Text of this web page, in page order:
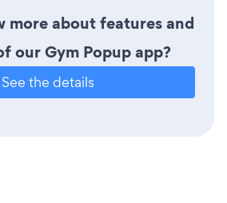
more about features and
our Gym Popup app?
See the details